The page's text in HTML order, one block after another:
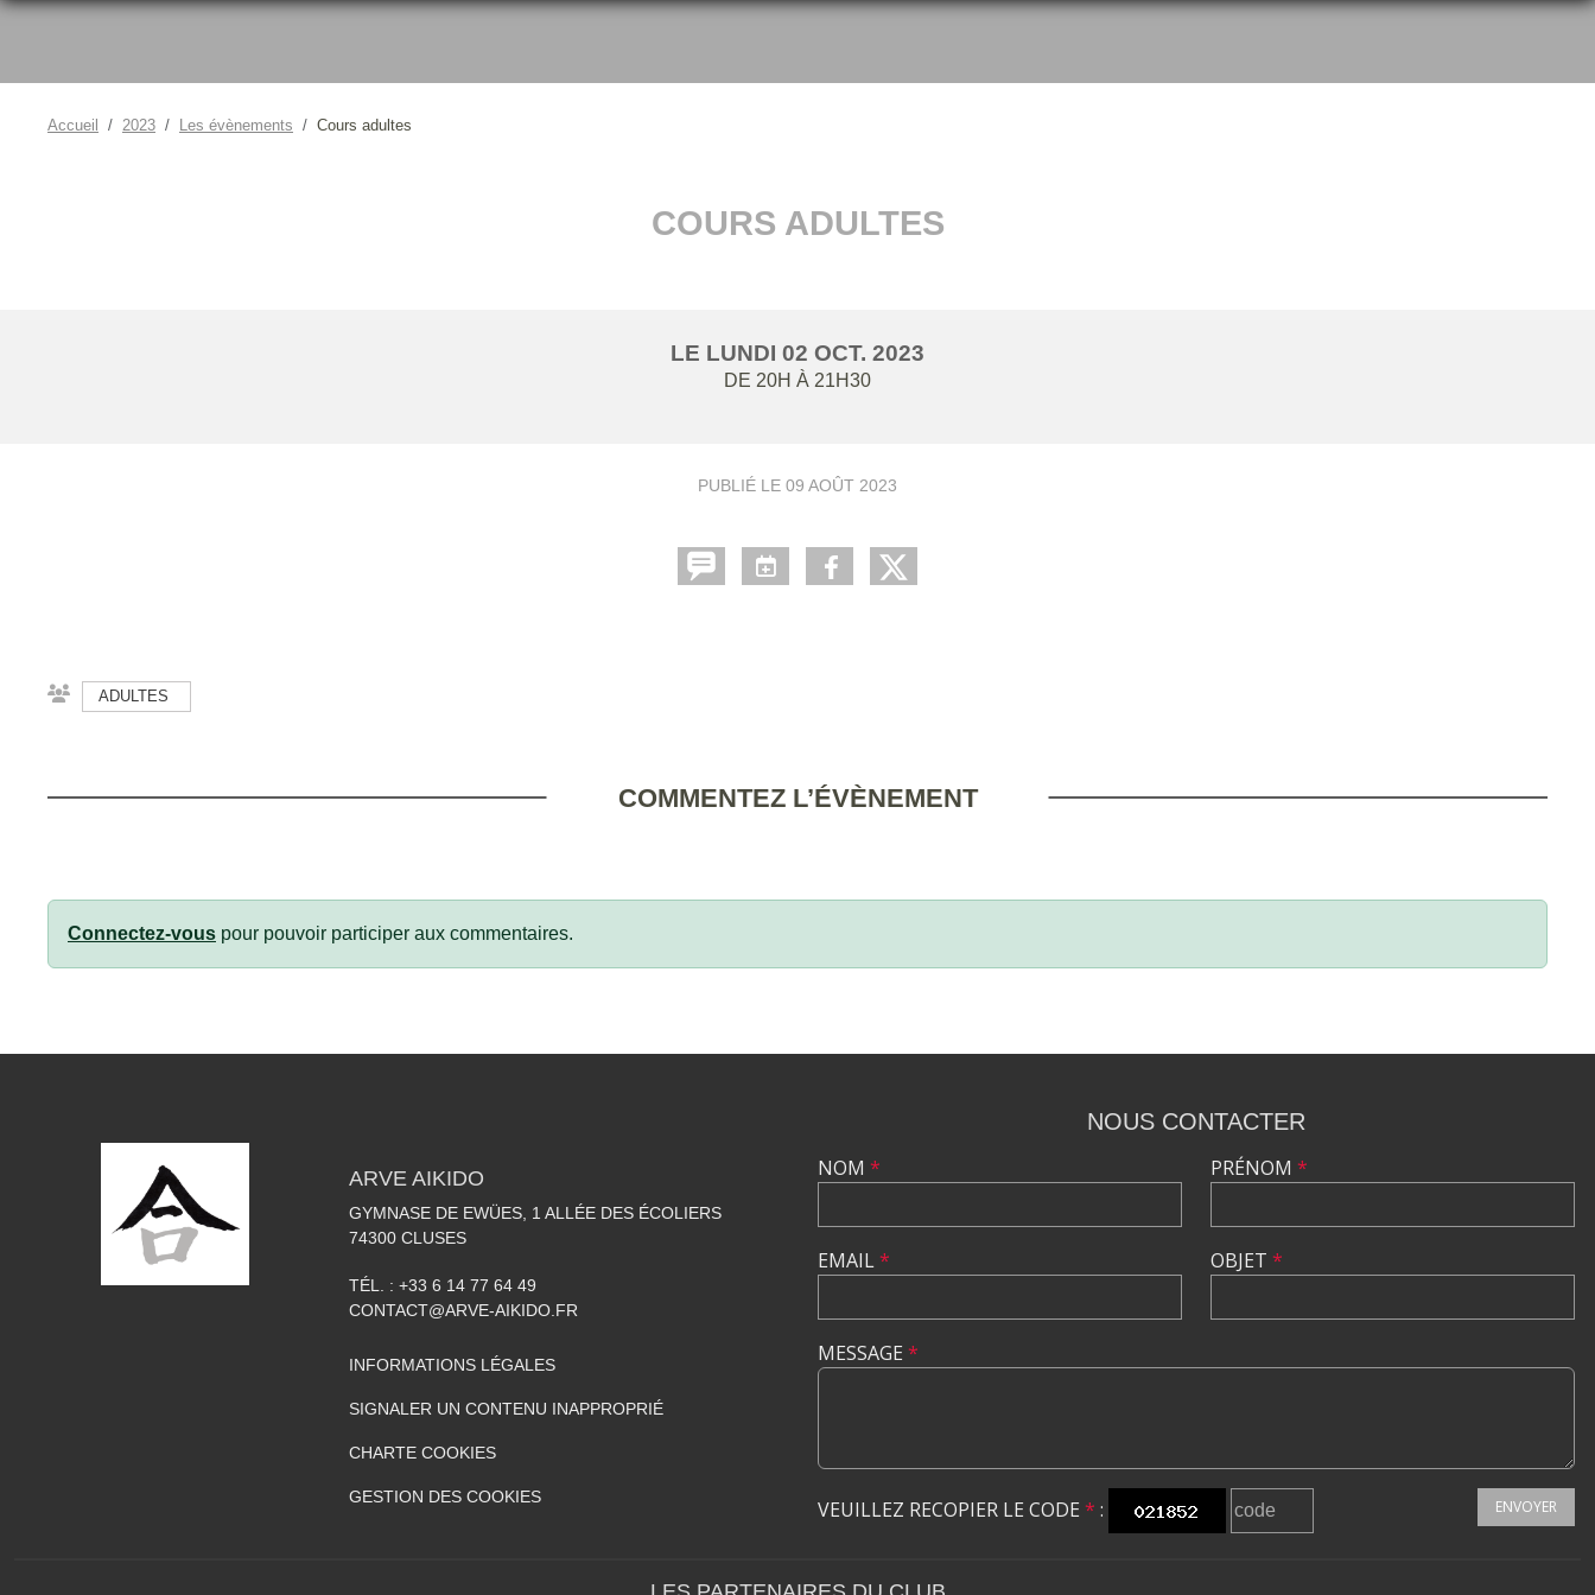
Accueil 2023 Les évènements Cours adultes
COURS ADULTES
LE LUNDI 02 OCT. 2023
DE 20H À 21H30
PUBLIÉ LE 09 AOÛT 2023
ADULTES
COMMENTEZ L’ÉVÈNEMENT
Connectez-vous pour pouvoir participer aux commentaires.
ARVE AIKIDO
GYMNASE DE EWÜES, 1 ALLÉE DES ÉCOLIERS
74300 CLUSES
TÉL. : +33 6 14 77 64 49
CONTACT@ARVE-AIKIDO.FR
INFORMATIONS LÉGALES
SIGNALER UN CONTENU INAPPROPRIÉ
CHARTE COOKIES
GESTION DES COOKIES
NOUS CONTACTER
NOM *
EMAIL*
PRÉNOM *
OBJET *
MESSAGE *
VEUILLEZ RECOPIER LE CODE * : ENVOYER